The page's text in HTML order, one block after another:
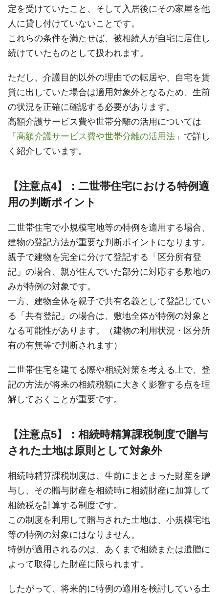
定を受けていたこと、そして入居後にその家屋を他
人に貸し付けていないことです。
これらの条件を満たせば、被相続人が自宅に居住し
続けていたものとして扱われます。
ただし、介護目的以外の理由での転居や、自宅を賃
貸に出していた場合は適用対象外となるため、生前
の状況を正確に確認する必要があります。
高額介護サービス費や世帯分離の活用については
「 高額介護サービス費や世帯分離の活用法 」で詳し
く紹介しています。
【注意点4】：二世帯住宅における特例適
用の判断ポイント
二世帯住宅で小規模宅地等の特例を適用する場合、
建物の登記方法が重要な判断ポイントになります。
親子で建物を完全に分けて登記する「区分所有登
記」の場合、親が住んでいた部分に対応する敷地の
みが特例の対象です。
一方、建物全体を親子で共有名義として登記してい
る「共有登記」の場合は、敷地全体が特例の対象と
なる可能性があります。（建物の利用状況・区分所
有の有無等で判断されます）
二世帯住宅を建てる際や相続対策を考える上で、登
記の方法が将来の相続税額に大きく影響する点を理
解しておくことが重要です。
【注意点5】：相続時精算課税制度で贈与
された土地は原則として対象外
相続時精算課税制度は、生前にまとまった財産を贈
与し、その贈与財産を相続時に相続財産に加算して
相続税を計算する制度です。
この制度を利用して贈与された土地は、小規模宅地
等の特例の対象にはなりません。
特例が適用されるのは、あくまで相続または遺贈に
よって取得した財産に限られます。
したがって、将来的に特例の適用を検討している土